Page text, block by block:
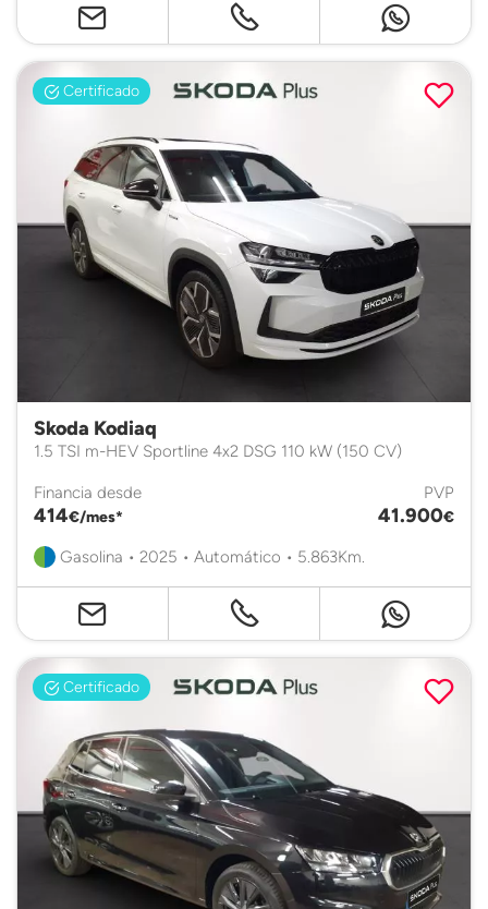
Certificado
Skoda Kodiaq
1.5 TSI m-HEV Sportline 4x2 DSG 110 kW (150 CV)
Financia desde
414€/mes*
PVP
41.900€
Gasolina • 2025 • Automático • 5.863Km.
Certificado